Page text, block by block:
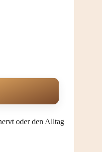
oder den Alltag